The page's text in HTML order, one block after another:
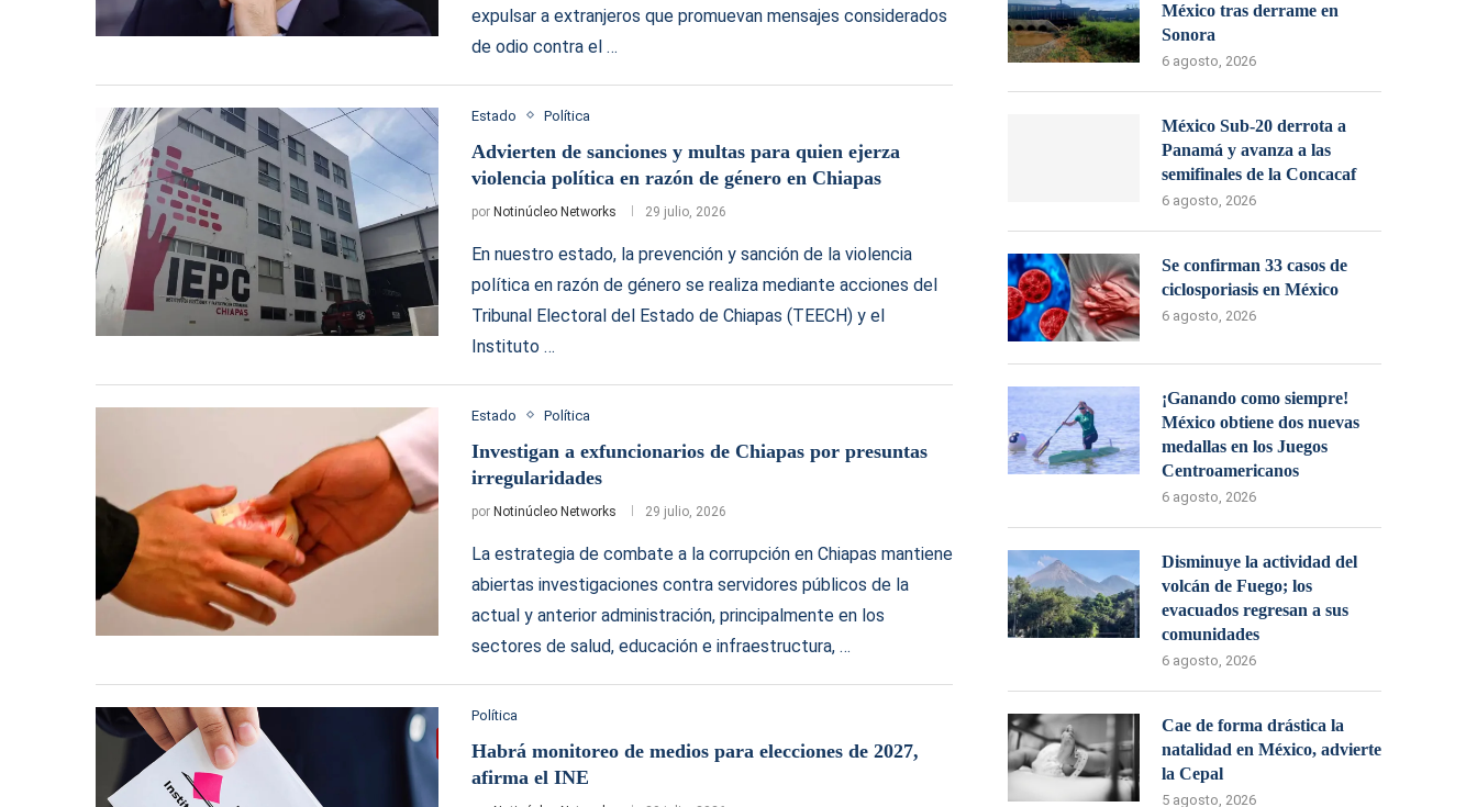
expulsar a extranjeros que promuevan mensajes considerados
de odio contra el …
Estado Política
Advierten de sanciones y multas para quien ejerza
violencia política en razón de género en Chiapas
por Notinúcleo Networks 29 julio, 2026
En nuestro estado, la prevención y sanción de la violencia
política en razón de género se realiza mediante acciones del
Tribunal Electoral del Estado de Chiapas (TEECH) y el
Instituto …
Estado Política
Investigan a exfuncionarios de Chiapas por presuntas
irregularidades
por Notinúcleo Networks 29 julio, 2026
La estrategia de combate a la corrupción en Chiapas mantiene
abiertas investigaciones contra servidores públicos de la
actual y anterior administración, principalmente en los
sectores de salud, educación e infraestructura, …
Política
Habrá monitoreo de medios para elecciones de 2027,
afirma el INE
México tras derrame en
Sonora
6 agosto, 2026
México Sub-20 derrota a
Panamá y avanza a las
semifinales de la Concacaf
6 agosto, 2026
Se confirman 33 casos de
ciclosporiasis en México
6 agosto, 2026
¡Ganando como siempre!
México obtiene dos nuevas
medallas en los Juegos
Centroamericanos
6 agosto, 2026
Disminuye la actividad del
volcán de Fuego; los
evacuados regresan a sus
comunidades
6 agosto, 2026
Cae de forma drástica la
natalidad en México, advierte
la Cepal
5 agosto, 2026